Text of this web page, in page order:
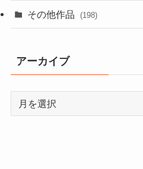
その他作品 (198)
アーカイブ